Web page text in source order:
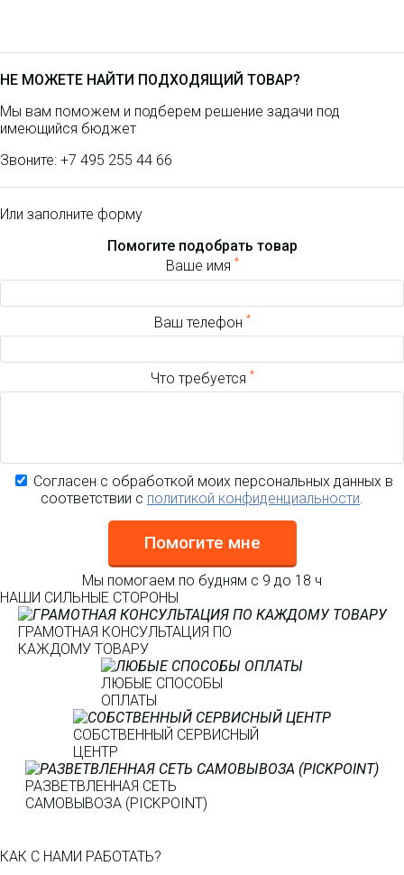
НЕ МОЖЕТЕ НАЙТИ ПОДХОДЯЩИЙ ТОВАР?
Мы вам поможем и подберем решение задачи под
имеющийся бюджет
Звоните: +7 495 255 44 66
Или заполните форму
Помогите подобрать товар
Ваше имя *
Ваш телефон *
Что требуется *
Согласен с обработкой моих персональных данных в
соответствии с политикой конфиденциальности.
Помогите мне
Мы помогаем по будням с 9 до 18 ч
НАШИ СИЛЬНЫЕ СТОРОНЫ
ГРАМОТНАЯ КОНСУЛЬТАЦИЯ ПО
КАЖДОМУ ТОВАРУ
ЛЮБЫЕ СПОСОБЫ
ОПЛАТЫ
СОБСТВЕННЫЙ СЕРВИСНЫЙ
ЦЕНТР
РАЗВЕТВЛЕННАЯ СЕТЬ
САМОВЫВОЗА (PICKPOINT)
КАК С НАМИ РАБОТАТЬ?